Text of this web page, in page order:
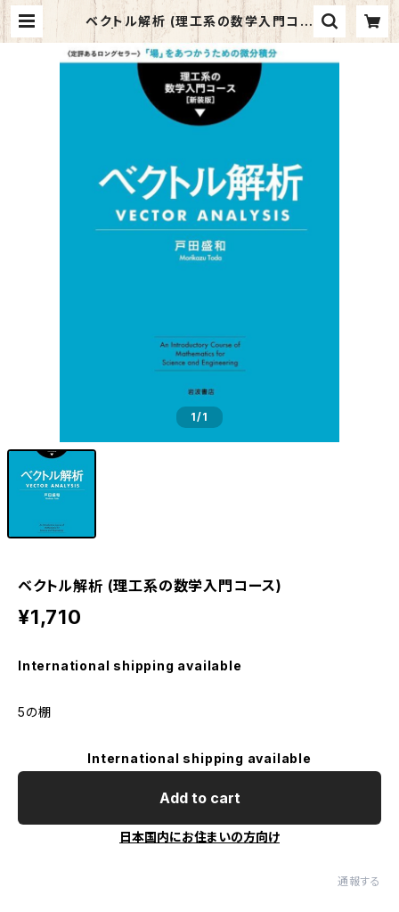
ベクトル解析 (理工系の数学入門コー
ス) | マイブックス関大前店(店頭受取
オーダー用)
1/1
ベクトル解析 (理工系の数学入門コース)
¥1,710
International shipping available
5の棚
International shipping available
Add to cart
日本国内にお住まいの方向け
通報する